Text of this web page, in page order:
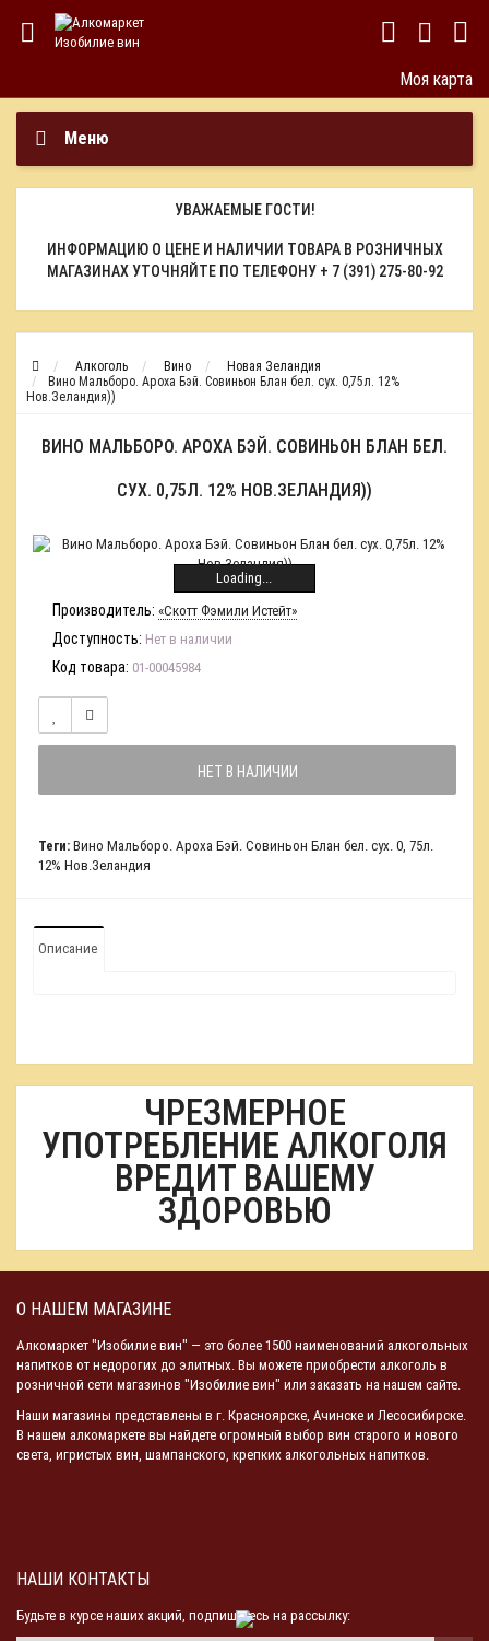
Моя карта
Меню
УВАЖАЕМЫЕ ГОСТИ!
ИНФОРМАЦИЮ О ЦЕНЕ И НАЛИЧИИ ТОВАРА В РОЗНИЧНЫХ
МАГАЗИНАХ УТОЧНЯЙТЕ ПО ТЕЛЕФОНУ + 7 (391) 275-80-92
Алкоголь Вино
Новая Зеландия
Вино Мальборо. Ароха Бэй. Совиньон Блан бел. сух. 0,75л. 12%
Нов.Зеландия))
ВИНО МАЛЬБОРО. АРОХА БЭЙ. СОВИНЬОН БЛАН БЕЛ.
СУХ. 0,75Л. 12% НОВ.ЗЕЛАНДИЯ))
Loading...
Производитель: «Скотт Фэмили Истейт»
Доступность: Нет в наличии
Код товара: 01-00045984
НЕТ В НАЛИЧИИ
Теги: Вино Мальборо. Ароха Бэй. Совиньон Блан бел. сух. 0, 75л.
12% Нов.Зеландия
Описание
ЧРЕЗМЕРНОЕ
УПОТРЕБЛЕНИЕ АЛКОГОЛЯ
ВРЕДИТ ВАШЕМУ
ЗДОРОВЬЮ
О НАШЕМ МАГАЗИНЕ
Алкомаркет "Изобилие вин" — это более 1500 наименований алкогольных
напитков от недорогих до элитных. Вы можете приобрести алкоголь в
розничной сети магазинов "Изобилие вин" или заказать на нашем сайте.
Наши магазины представлены в г. Красноярске, Ачинске и Лесосибирске.
В нашем алкомаркете вы найдете огромный выбор вин старого и нового
света, игристых вин, шампанского, крепких алкогольных напитков.
НАШИ КОНТАКТЫ
Будьте в курсе наших акций, подпишитесь на рассылку: